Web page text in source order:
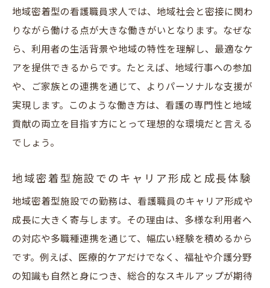
地域密着型の看護職員求人では、地域社会と密接に関わ
りながら働ける点が大きな働きがいとなります。なぜな
ら、利用者の生活背景や地域の特性を理解し、最適なケ
アを提供できるからです。たとえば、地域行事への参加
や、ご家族との連携を通じて、よりパーソナルな支援が
実現します。このような働き方は、看護の専門性と地域
貢献の両立を目指す方にとって理想的な環境だと言える
でしょう。
地域密着型施設でのキャリア形成と成長体験
地域密着型施設での勤務は、看護職員のキャリア形成や
成長に大きく寄与します。その理由は、多様な利用者へ
の対応や多職種連携を通じて、幅広い経験を積めるから
です。例えば、医療的ケアだけでなく、福祉や介護分野
の知識も自然と身につき、総合的なスキルアップが期待